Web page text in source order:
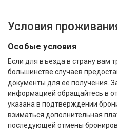
Условия
Особые условия
Если для въезда в страну вам
большинстве случаев
документы для ее получения.
информацией обращайтесь в
указана в подтверждении
взиматься дополнительная
последующей отмены